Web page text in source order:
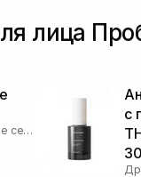
лица
Увлажняющие и успокаивающие серумы
с